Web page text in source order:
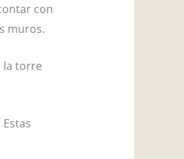
con
muros.
la torre